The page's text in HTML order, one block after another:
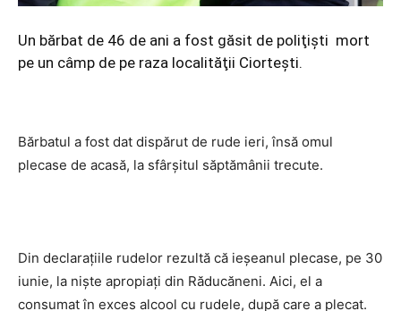
Un bărbat de 46 de ani a fost găsit de poliţişti mort
pe un câmp de pe raza localităţii Ciorteşti.
Bărbatul a fost dat dispărut de rude ieri, însă omul
plecase de acasă, la sfârşitul săptămânii trecute.
Din declaraţiile rudelor rezultă că ieşeanul plecase, pe 30
iunie, la nişte apropiaţi din Răducăneni. Aici, el a
consumat în exces alcool cu rudele, după care a plecat.